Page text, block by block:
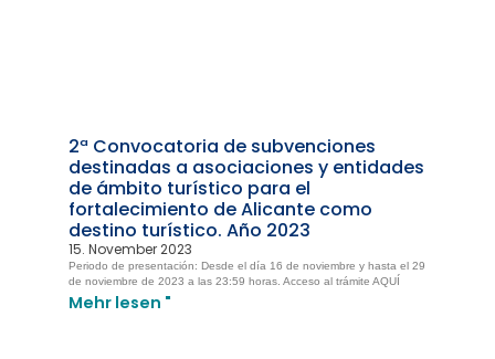
2ª Convocatoria de subvenciones
destinadas a asociaciones y entidades
de ámbito turístico para el
fortalecimiento de Alicante como
destino turístico. Año 2023
15. November 2023
Periodo de presentación: Desde el día 16 de noviembre y hasta el 29
de noviembre de 2023 a las 23:59 horas. Acceso al trámite AQUÍ
Mehr lesen "